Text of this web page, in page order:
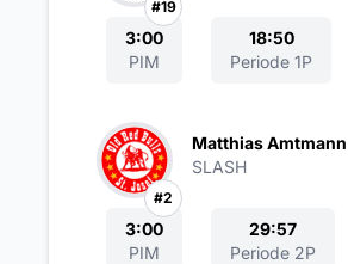
#19
3:00
PIM
18:50
Periode 1P
#2
Matthias Amtmann
SLASH
3:00
PIM
29:57
Periode 2P